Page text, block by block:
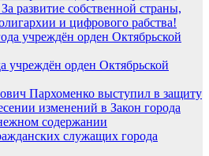
развитие собственной страны,
и цифрового рабства!
учреждён орден Октябрьской